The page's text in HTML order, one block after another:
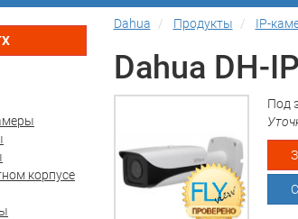
корпусе
Dahua Продукты IP-
Dahua DH-
Под